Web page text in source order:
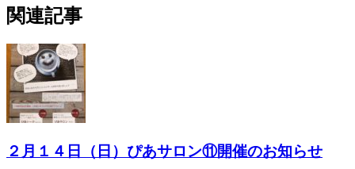
関連記事
２月１４日（日）ぴあサロン⑪開催のお知らせ